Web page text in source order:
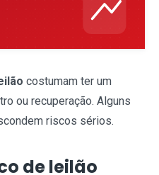
costumam ter um
ou recuperação. Alguns
riscos sérios.
de leilão